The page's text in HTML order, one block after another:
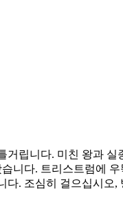
거립니다. 미친 왕과
니다. 트리스트럼에
다. 조심히 걸으십시오